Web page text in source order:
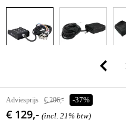
Adviesprijs € 206,- -37%
€ 129,- (incl. 21% btw)